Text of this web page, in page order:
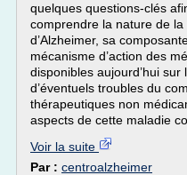
quelques questions-clés
comprendre la nature de la
d’Alzheimer, sa
mécanisme d’action des
disponibles aujourd’hui
d’éventuels troubles du
thérapeutiques non
aspects de cette maladie
Voir la suite
Par : centroalzheimer